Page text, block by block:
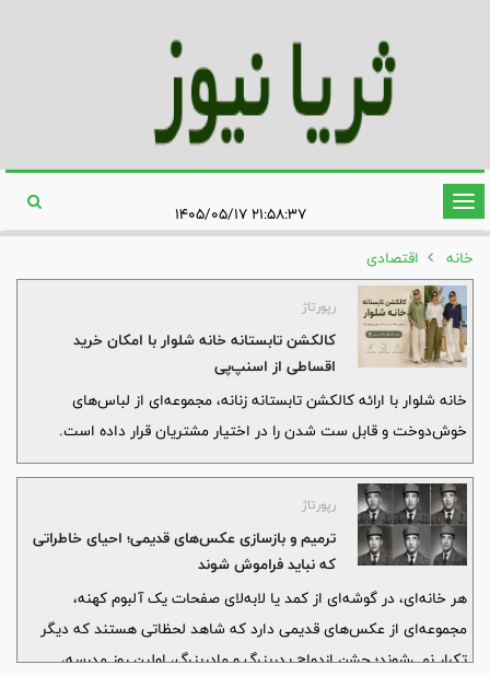
تغییر
وضعیت
ناوبری
۲۱:۵۸:۳۷ ۱۴۰۵/۰۵/۱۷
خانه
اقتصادی
رپورتاژ
کالکشن تابستانه خانه شلوار با امکان خرید
اقساطی از اسنپ‌پی
خانه شلوار با ارائه کالکشن تابستانه زنانه، مجموعه‌ای از لباس‌های
خوش‌دوخت و قابل ست شدن را در اختیار مشتریان قرار داده است.
رپورتاژ
ترمیم و بازسازی عکس‌های قدیمی؛ احیای خاطراتی
که نباید فراموش شوند
هر خانه‌ای، در گوشه‌ای از کمد یا لابه‌لای صفحات یک آلبوم کهنه،
مجموعه‌ای از عکس‌های قدیمی دارد که شاهد لحظاتی هستند که دیگر
تکرار نمی‌شوند؛ جشن ازدواج پدربزرگ و مادربزرگ، اولین روز مدرسه،